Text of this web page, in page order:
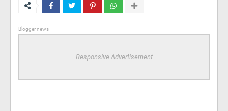
Blogger news
Responsive Advertisement